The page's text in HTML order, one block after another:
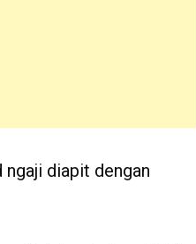
ngaji diapit dengan